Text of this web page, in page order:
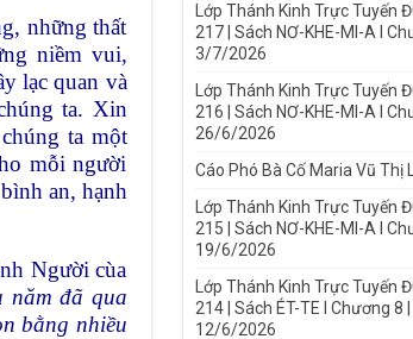
những thất
niềm vui,
lạc quan và
ta. Xin
ta một
mỗi người
an, hạnh
Người cùa
năm đã qua
bằng nhiều
Lớp Thánh Kinh Trực Tuyến
217 | Sách NƠ-KHE-MI-A I
3/7/2026
Lớp Thánh Kinh Trực Tuyến
216 | Sách NƠ-KHE-MI-A I
26/6/2026
Cáo Phó Bà Cố Maria Vũ Thị
Lớp Thánh Kinh Trực Tuyến
215 | Sách NƠ-KHE-MI-A I
19/6/2026
Lớp Thánh Kinh Trực Tuyến
214 | Sách ÉT-TE I Chương 8 |
12/6/2026